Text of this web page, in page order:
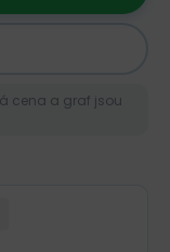
cena a graf jsou